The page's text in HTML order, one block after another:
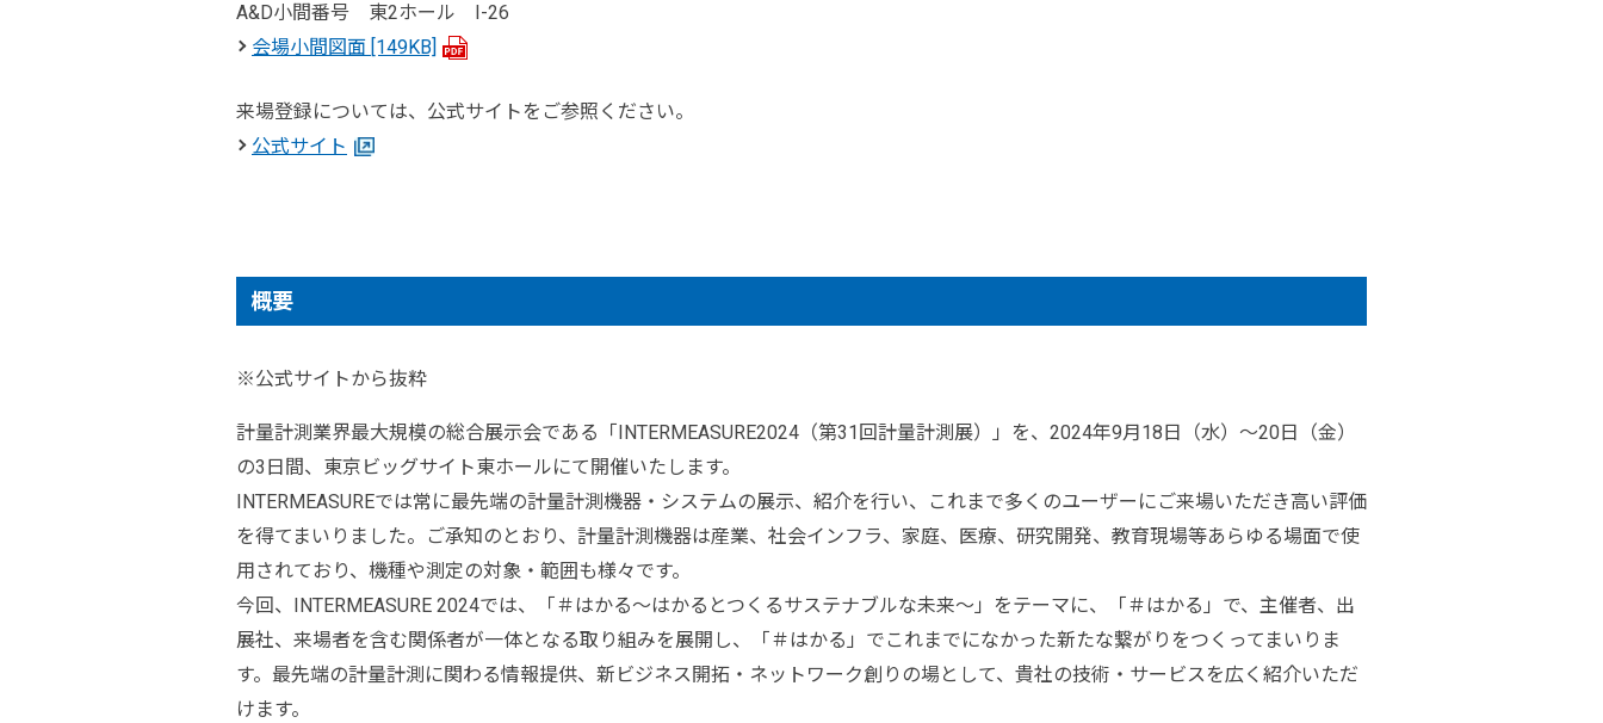
A&D小間番号 東2ホール I-26
会場小間図面 [149KB]
来場登録については、公式サイトをご参照ください。
公式サイト
概要
※公式サイトから抜粋
計量計測業界最大規模の総合展示会である「INTERMEASURE2024（第31回計量計測展）」を、2024年9月18日（水）～20日（金）
の3日間、東京ビッグサイト東ホールにて開催いたします。
INTERMEASUREでは常に最先端の計量計測機器・システムの展示、紹介を行い、これまで多くのユーザーにご来場いただき高い評価
を得てまいりました。ご承知のとおり、計量計測機器は産業、社会インフラ、家庭、医療、研究開発、教育現場等あらゆる場面で使
用されており、機種や測定の対象・範囲も様々です。
今回、INTERMEASURE 2024では、「＃はかる～はかるとつくるサステナブルな未来～」をテーマに、「＃はかる」で、主催者、出
展社、来場者を含む関係者が一体となる取り組みを展開し、「＃はかる」でこれまでになかった新たな繋がりをつくってまいりま
す。最先端の計量計測に関わる情報提供、新ビジネス開拓・ネットワーク創りの場として、貴社の技術・サービスを広く紹介いただ
けます。